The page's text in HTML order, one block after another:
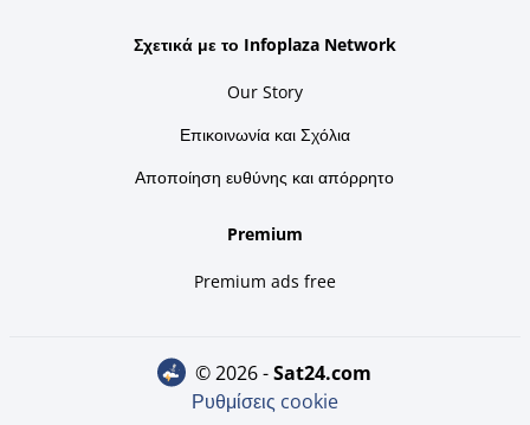
Σχετικά με το Infoplaza Network
Our Story
Επικοινωνία και Σχόλια
Αποποίηση ευθύνης και απόρρητο
Premium
Premium ads free
© 2026 - sat24.com
Ρυθμίσεις cookie